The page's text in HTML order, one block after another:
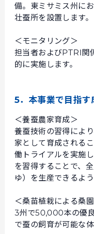
備。東ミサミス州に
壮蚕所を設置します。
＜モニタリング＞
担当者およびPTRI関
的に実施します。
5．本事業で目指す
＜養蚕農家育成＞
養蚕技術の習得によ
家として育成される
働トライアルを実施
を習得することで、
ゆ）を生産できるよう
＜桑苗植栽による桑
3州で50,000本の優
で蚕の飼育が可能な